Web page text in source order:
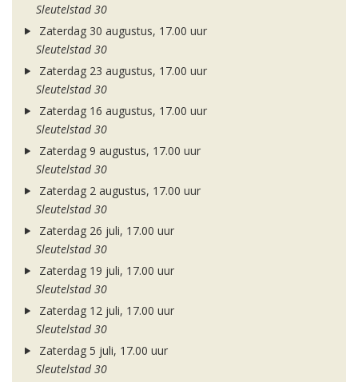
Sleutelstad 30
Zaterdag 30 augustus, 17.00 uur
Sleutelstad 30
Zaterdag 23 augustus, 17.00 uur
Sleutelstad 30
Zaterdag 16 augustus, 17.00 uur
Sleutelstad 30
Zaterdag 9 augustus, 17.00 uur
Sleutelstad 30
Zaterdag 2 augustus, 17.00 uur
Sleutelstad 30
Zaterdag 26 juli, 17.00 uur
Sleutelstad 30
Zaterdag 19 juli, 17.00 uur
Sleutelstad 30
Zaterdag 12 juli, 17.00 uur
Sleutelstad 30
Zaterdag 5 juli, 17.00 uur
Sleutelstad 30